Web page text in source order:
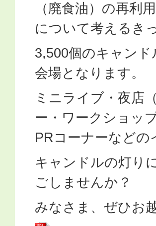
（廃食油）の再利
について考えるき
3,500個のキャン
会場となります。
ミニライブ・夜店
ー・ワークショッ
PRコーナーなど
キャンドルの灯り
ごしませんか？
みなさま、ぜひお